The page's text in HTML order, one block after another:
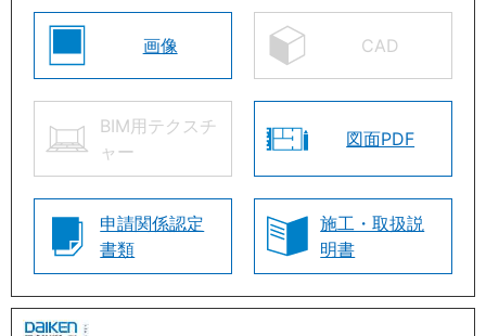
画像 CAD
BIM用テクスチ
ャー
図面PDF
申請関係認定
書類
施工・取扱説
明書